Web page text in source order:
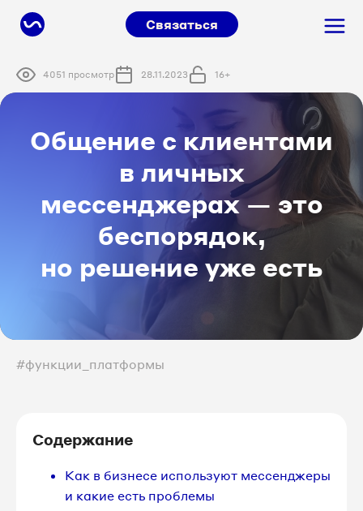
Связаться
4051 просмотр 28.11.2023 16+
Общение с клиентами
в личных
мессенджерах — это
беспорядок,
но решение уже есть
#функции_платформы
Содержание
Как в бизнесе используют мессенджеры
и какие есть проблемы